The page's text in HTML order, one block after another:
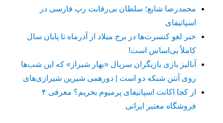
محمدرضا شایع؛ سلطان بی‌رقابت رپ فارسی در
اسپاتیفای
خبر لغو کنسرت‌ها در برج میلاد از آذرماه تا پایان سال
کاملاً بی‌اساس است!
آنالیز بازی بازیگران سریال «بهار شیراز» که این شب‌ها
روی آنتن شبکه دو است | دورهمی شیرین شیرازی‌های
از کجا اکانت اسپاتیفای پرمیوم بخریم؟ معرفی ۴
فروشگاه معتبر ایرانی